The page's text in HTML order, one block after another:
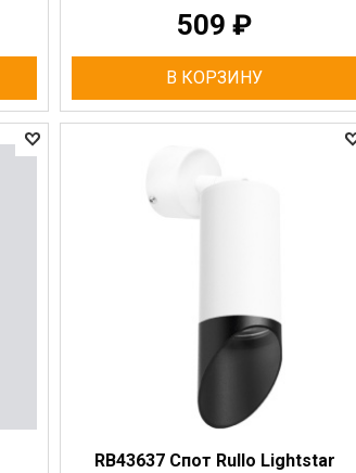
509 ₽
В КОРЗИНУ
RB43637 Спот Rullo Lightstar